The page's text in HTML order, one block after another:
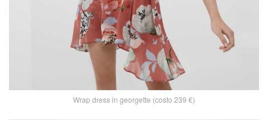
Wrap dress in georgette (costo 239 €)